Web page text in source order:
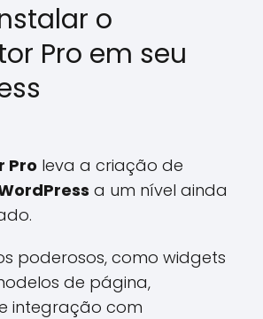
o
Pro em seu
Pro leva a criação de
a um nível ainda
poderosos, como widgets
de página,
integração com